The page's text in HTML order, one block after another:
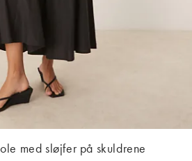
med sløjfer på skuldrene